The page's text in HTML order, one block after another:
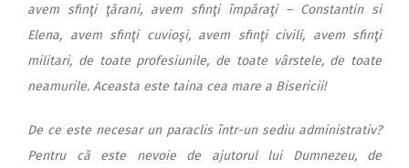
avem sfinţi ţărani, avem sfinţi împăraţi – Constantin si
Elena, avem sfinţi cuvioşi, avem sfinţi civili, avem sfinţi
militari, de toate profesiunile, de toate vârstele, de toate
neamurile. Aceasta este taina cea mare a Bisericii!
De ce este necesar un paraclis într-un sediu administrativ?
Pentru că este nevoie de ajutorul lui Dumnezeu, de